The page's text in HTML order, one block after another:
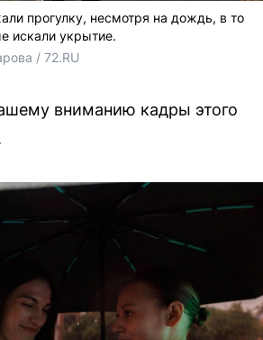
прогулку, несмотря на дождь, в то
искали укрытие.
/ 72.RU
вниманию кадры этого